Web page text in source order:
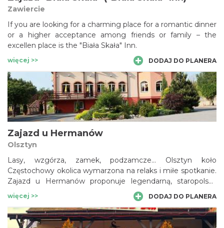
Zawiercie
If you are looking for a charming place for a romantic dinner
or a higher acceptance among friends or family – the
excellen place is the "Biała Skała" Inn.
więcej >> DODAJ DO PLANERA
Zajazd u Hermanów
Olsztyn
Lasy, wzgórza, zamek, podzamcze… Olsztyn koło
Częstochowy okolica wymarzona na relaks i miłe spotkanie.
Zajazd u Hermanów proponuje legendarną, staropolską
gościnność i doskonałą tradycyjną kuchnie polską. U nas
zjedzą Państwo obiady domowe w rodzinnej atmosferze
przy nastrojowej nutce w tle. Tu znajduje się stylowa sala
weselna i restauracja. To idealne miejsce na wesele,
więcej >> DODAJ DO PLANERA